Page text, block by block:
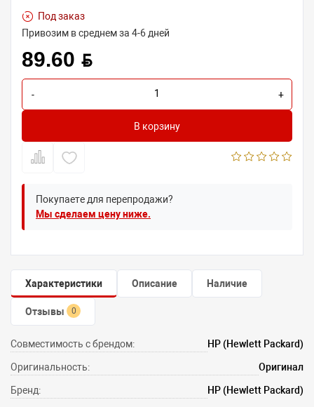
Под заказ
Привозим в среднем за 4-6 дней
89.60 BYN
- +
В корзину
Покупаете для перепродажи?
Мы сделаем цену ниже.
Характеристики Описание Наличие
Отзывы 0
Совместимость с брендом: HP (Hewlett Packard)
Оригинальность: Оригинал
Бренд: HP (Hewlett Packard)